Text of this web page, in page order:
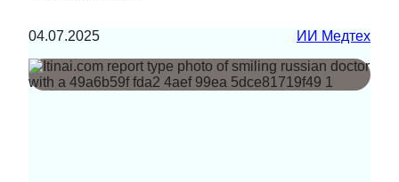
04.07.2025 ИИ Медтех